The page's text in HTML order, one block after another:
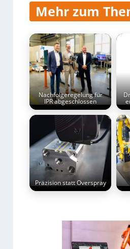
Mehr zum
Nachfolgeregelung für
IPR abgeschlossen
Präzision statt Overspray